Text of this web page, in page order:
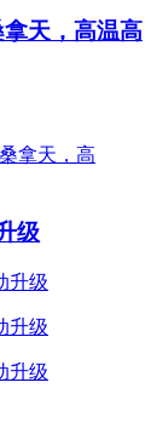
天，高温高
级